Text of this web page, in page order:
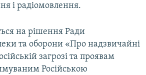
і радіомовлення.
на рішення Ради
та оборони «Про надзвичайні
загрозі та проявам
Російською